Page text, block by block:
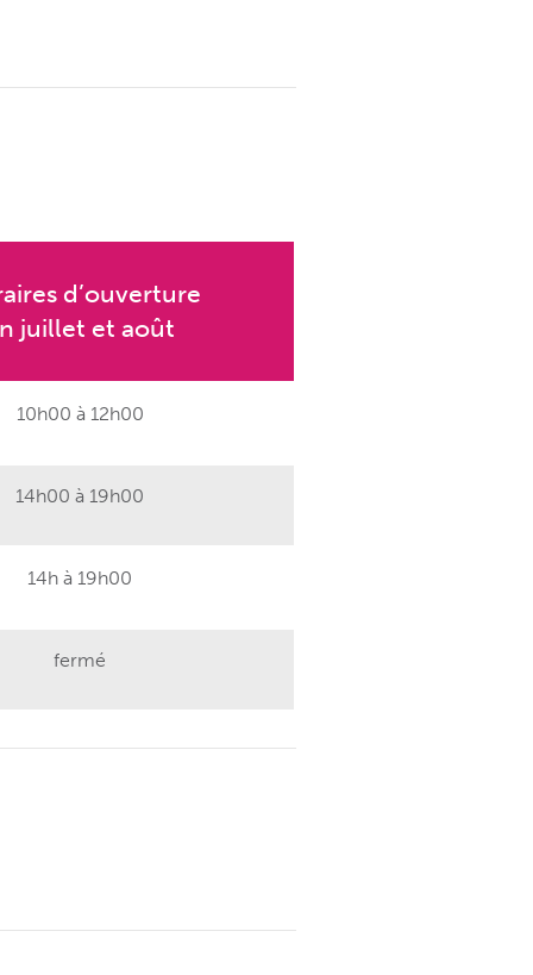
d’ouverture
juillet et août
10h00 à 12h00
14h00 à 19h00
14h à 19h00
fermé